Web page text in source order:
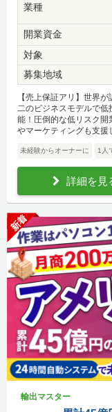
業種
開業資金
対象
募集地域
【売上保証アリ】世界
二のビジネスモデルで
能！圧倒的な低リスク
やマーケティングも支援
未経験からオーナーに 1人
詳細を見
新着
輸出マスター